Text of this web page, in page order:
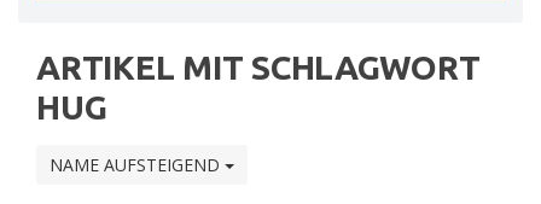
ARTIKEL MIT SCHLAGWORT
HUG
NAME AUFSTEIGEND